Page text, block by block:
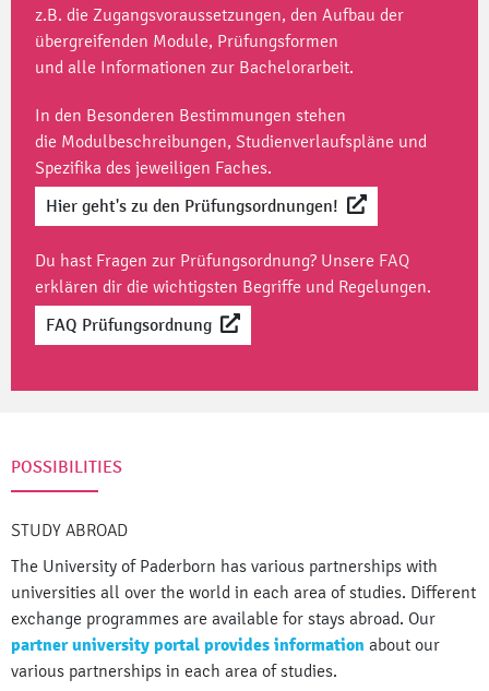
z.B. die Zugangsvoraussetzungen, den Aufbau der
übergreifenden Module, Prüfungsformen
und alle Informationen zur Bachelorarbeit.
In den Besonderen Bestimmungen stehen
die Modulbeschreibungen, Studienverlaufspläne und
Spezifika des jeweiligen Faches.
Hier geht's zu den Prüfungsordnungen!
Du hast Fragen zur Prüfungsordnung? Unsere FAQ
erklären dir die wichtigsten Begriffe und Regelungen.
FAQ Prüfungsordnung
POSSIBILITIES
STUDY ABROAD
The University of Paderborn has various partnerships with
universities all over the world in each area of studies. Different
exchange programmes are available for stays abroad. Our
partner university portal provides information about our
various partnerships in each area of studies.